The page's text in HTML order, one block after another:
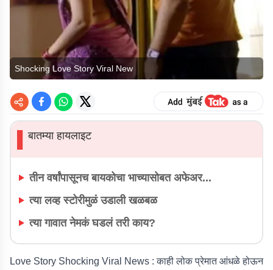
Shocking Love Story Viral New
▌बातम्या हायलाइट
तीन वर्षांपासूनच बायकोचा भाच्यासोबत अफेअर...
त्या लव्ह स्टोरीमुळं उडाली खळबळ
त्या गावात नेमकं घडलं तरी काय?
Love Story Shocking Viral News : काही लोक प्रेमात आंधळे होऊन